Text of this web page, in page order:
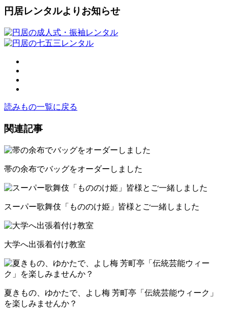
円居レンタルよりお知らせ
読みもの一覧に戻る
関連記事
帯の余布でバッグをオーダーしました
スーパー歌舞伎「もののけ姫」皆様とご一緒しました
大学へ出張着付け教室
夏きもの、ゆかたで、よし梅 芳町亭「伝統芸能ウィーク」
を楽しみませんか？